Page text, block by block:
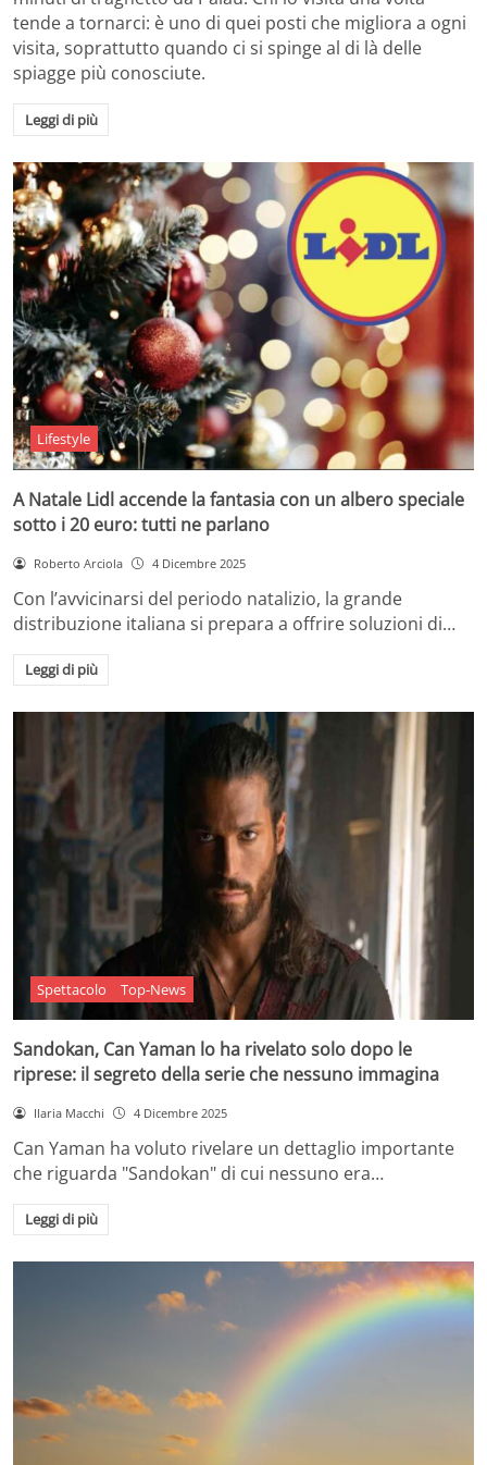
tende a tornarci: è uno di quei posti che migliora a ogni
visita, soprattutto quando ci si spinge al di là delle
spiagge più conosciute.
Leggi di più
Lifestyle
A Natale Lidl accende la fantasia con un albero speciale
sotto i 20 euro: tutti ne parlano
Roberto Arciola 4 Dicembre 2025
Con l’avvicinarsi del periodo natalizio, la grande
distribuzione italiana si prepara a offrire soluzioni di…
Leggi di più
Spettacolo Top-News
Sandokan, Can Yaman lo ha rivelato solo dopo le
riprese: il segreto della serie che nessuno immagina
Ilaria Macchi 4 Dicembre 2025
Can Yaman ha voluto rivelare un dettaglio importante
che riguarda "Sandokan" di cui nessuno era…
Leggi di più